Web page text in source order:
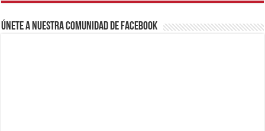
Únete a nuestra comunidad de Facebook